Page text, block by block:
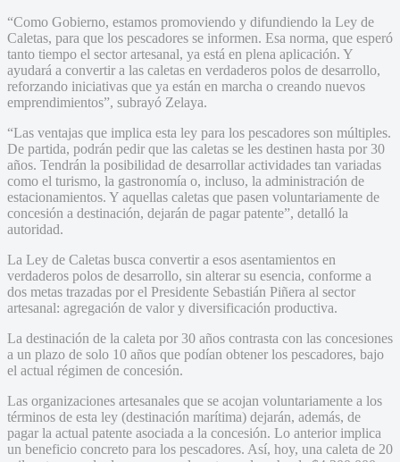
“Como Gobierno, estamos promoviendo y difundiendo la Ley de
Caletas, para que los pescadores se informen. Esa norma, que esperó
tanto tiempo el sector artesanal, ya está en plena aplicación. Y
ayudará a convertir a las caletas en verdaderos polos de desarrollo,
reforzando iniciativas que ya están en marcha o creando nuevos
emprendimientos”, subrayó Zelaya.
“Las ventajas que implica esta ley para los pescadores son múltiples.
De partida, podrán pedir que las caletas se les destinen hasta por 30
años. Tendrán la posibilidad de desarrollar actividades tan variadas
como el turismo, la gastronomía o, incluso, la administración de
estacionamientos. Y aquellas caletas que pasen voluntariamente de
concesión a destinación, dejarán de pagar patente”, detalló la
autoridad.
La Ley de Caletas busca convertir a esos asentamientos en
verdaderos polos de desarrollo, sin alterar su esencia, conforme a
dos metas trazadas por el Presidente Sebastián Piñera al sector
artesanal: agregación de valor y diversificación productiva.
La destinación de la caleta por 30 años contrasta con las concesiones
a un plazo de solo 10 años que podían obtener los pescadores, bajo
el actual régimen de concesión.
Las organizaciones artesanales que se acojan voluntariamente a los
términos de esta ley (destinación marítima) dejarán, además, de
pagar la actual patente asociada a la concesión. Lo anterior implica
un beneficio concreto para los pescadores. Así, hoy, una caleta de 20